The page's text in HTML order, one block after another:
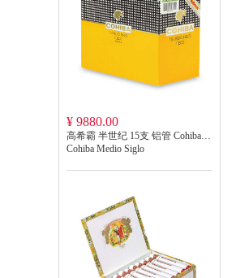
¥ 9880.00
Cohiba Medio Siglo